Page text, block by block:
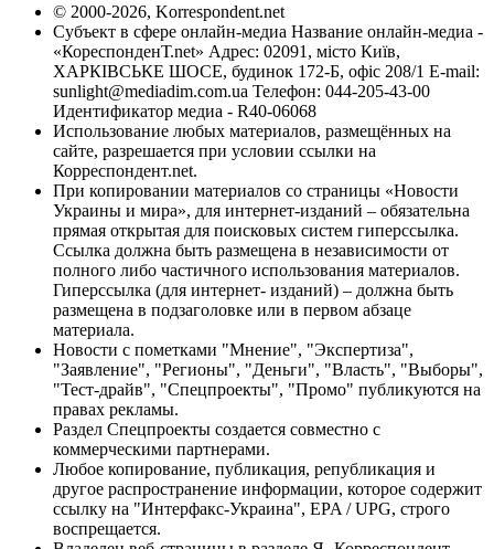
© 2000-2026, Korrespondent.net
Субъект в сфере онлайн-медиа Название онлайн-медиа -
«КореспонденТ.net» Адрес: 02091, місто Київ,
ХАРКІВСЬКЕ ШОСЕ, будинок 172-Б, офіс 208/1 E-mail:
sunlight@mediadim.com.ua Телефон: 044-205-43-00
Идентификатор медиа - R40-06068
Использование любых материалов, размещённых на
сайте, разрешается при условии ссылки на
Корреспондент.net.
При копировании материалов со страницы «Новости
Украины и мира», для интернет-изданий – обязательна
прямая открытая для поисковых систем гиперссылка.
Ссылка должна быть размещена в независимости от
полного либо частичного использования материалов.
Гиперссылка (для интернет- изданий) – должна быть
размещена в подзаголовке или в первом абзаце
материала.
Новости с пометками "Мнение", "Экспертиза",
"Заявление", "Регионы", "Деньги", "Власть", "Выборы",
"Тест-драйв", "Спецпроекты", "Промо" публикуются на
правах рекламы.
Раздел Спецпроекты создается совместно с
коммерческими партнерами.
Любое копирование, публикация, републикация и
другое распространение информации, которое содержит
ссылку на "Интерфакс-Украина", EPA / UPG, строго
воспрещается.